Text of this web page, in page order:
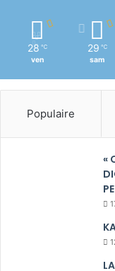
28 ℃
ven
29 ℃
sam
Populaire
«